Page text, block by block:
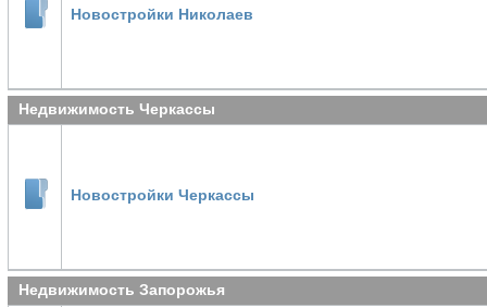
Новостройки Николаев
Недвижимость Черкассы
Новостройки Черкассы
Недвижимость Запорожья